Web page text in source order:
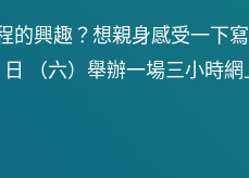
的興趣？想親身感受一下寫
日 （六）舉辦一場三小時